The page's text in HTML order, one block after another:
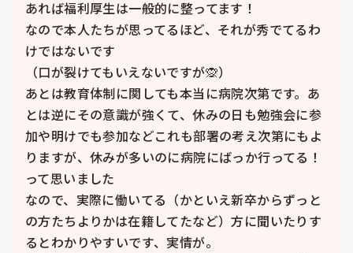
あれば福利厚生は一般的に整ってます！
なので本人たちが思ってるほど、それが秀でてるわ
けではないです
（口が裂けてもいえないですが🙊）
あとは教育体制に関しても本当に病院次第です。あ
とは逆にその意識が強くて、休みの日も勉強会に参
加や明けでも参加などこれも部署の考え次第にもよ
りますが、休みが多いのに病院にばっか行ってる！
って思いました
なので、実際に働いてる（かといえ新卒からずっと
の方たちよりかは在籍してたなど）方に聞いたりす
るとわかりやすいです、実情が。